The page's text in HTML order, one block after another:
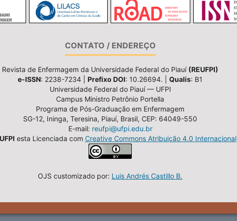
CONTATO / ENDEREÇO
Revista de Enfermagem da Universidade Federal do Piauí (REUFPI)
e-ISSN: 2238-7234 | Prefixo DOI: 10.26694. | Qualis: B1
Universidade Federal do Piauí — UFPI
Campus Ministro Petrônio Portella
Programa de Pós-Graduação em Enfermagem
SG-12, Ininga, Teresina, Piauí, Brasil, CEP: 64049-550
E-mail: reufpi@ufpi.edu.br
esta Licenciada com Creative Commons Atribuição 4.0 Internacional
OJS customizado por: Luis Andrés Castillo B.